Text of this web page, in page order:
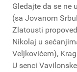
Gledajte da se ne
(sa Jovanom
Zlatousti
Nikolaj u
Veljkovićem),
U senci